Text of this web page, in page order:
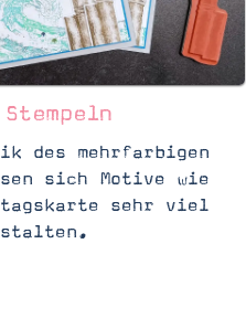
des mehrfarbigen
sich Motive wie
sehr viel